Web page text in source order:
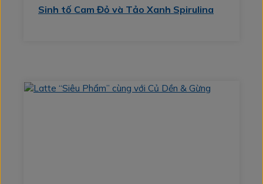
Sinh tố Cam Đỏ và Tảo Xanh Spirulina